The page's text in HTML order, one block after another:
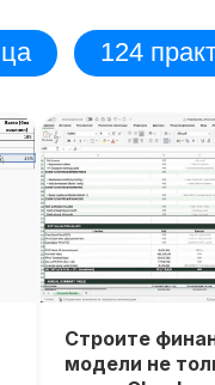
Строите
модели не